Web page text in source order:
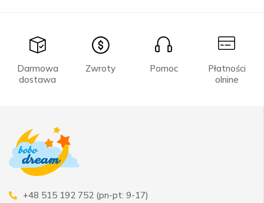
Darmowa
dostawa
Zwroty Pomoc
Płatności
olnine
+48 515 192 752 (pn-pt: 9-17)